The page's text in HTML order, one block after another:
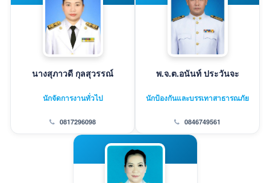
นางสุภาวดี กุลสุวรรณ์
นักจัดการงานทั่วไป
0817296098
พ.จ.ต.อนันท์ ประวันจะ
นักป้องกันและบรรเทาสาธารณภัย
0846749561